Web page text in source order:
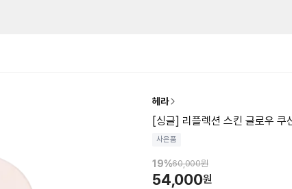
헤라
[싱글] 리플렉션 스킨 글로우
사은품
19%60,000원
54,000원